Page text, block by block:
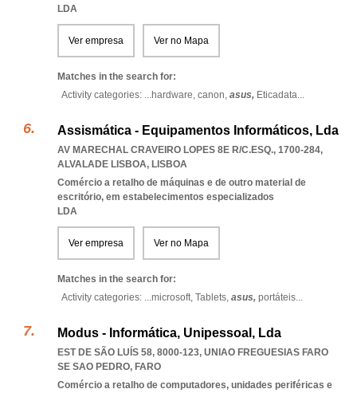
LDA
Ver empresa Ver no Mapa
Matches in the search for:
Activity categories: ...hardware, canon, asus, Eticadata...
Assismática - Equipamentos Informáticos, Lda
AV MARECHAL CRAVEIRO LOPES 8E R/C.ESQ., 1700-284,
ALVALADE LISBOA, LISBOA
Comércio a retalho de máquinas e de outro material de
escritório, em estabelecimentos especializados
LDA
Ver empresa Ver no Mapa
Matches in the search for:
Activity categories: ...microsoft, Tablets, asus, portáteis...
Modus - Informática, Unipessoal, Lda
EST DE SÃO LUÍS 58, 8000-123, UNIAO FREGUESIAS FARO
SE SAO PEDRO, FARO
Comércio a retalho de computadores, unidades periféricas e